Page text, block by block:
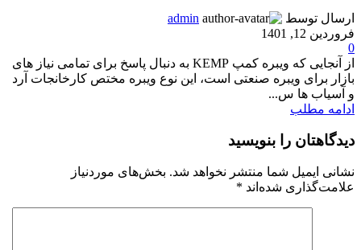
ارسال توسط
admin
فروردین 12, 1401
0
از آنجایی که ویبره کمپ KEMP به دنبال پاسخ برای تمامی نیاز های
بازار برای ویبره صنعتی است، این نوع ویبره مختص کارخانجات آرد
و آسیاب ها س...
ادامه مطلب
دیدگاهتان را بنویسید
نشانی ایمیل شما منتشر نخواهد شد. بخش‌های موردنیاز
علامت‌گذاری شده‌اند *